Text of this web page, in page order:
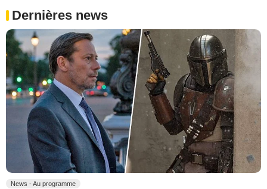
Dernières news
News - Au programme